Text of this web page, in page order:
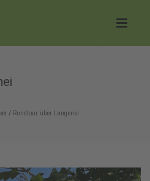
/ Rundtour über Langenei